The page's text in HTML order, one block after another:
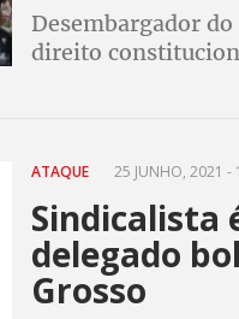
Desembargador
direito
ATAQUE 25 JUNHO, 2021 -
Sindicalista
delegado
Grosso